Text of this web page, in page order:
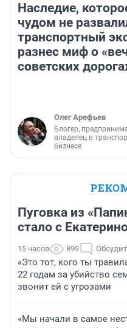
Наследие,
чудом не
транспортный
разнес миф о
советских
Олег Арефьев
Блогер,
владелец в
бизнесе
Пуговка из
стало с
15 часов 899
«Это тот, кого ты
22 годам за убийство
звонит ей с угрозами
«Мы начали в самое